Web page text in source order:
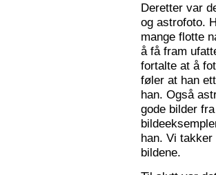
Deretter var
og astrofoto.
mange flotte
å få fram
fortalte at å
føler at han
han. Også
gode bilder
han. Vi
bildene.